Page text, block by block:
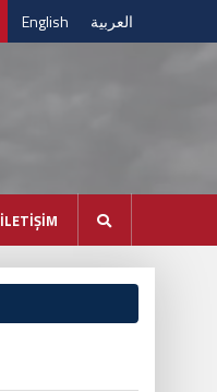
English العربية
İLETİŞİM